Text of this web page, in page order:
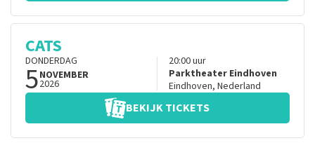
CATS
DONDERDAG
5NOVEMBER
2026
20:00uur
Parktheater Eindhoven
Eindhoven, Nederland
BEKIJK TICKETS